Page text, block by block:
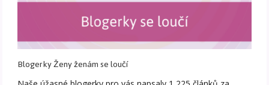
Blogerky Ženy ženám se loučí